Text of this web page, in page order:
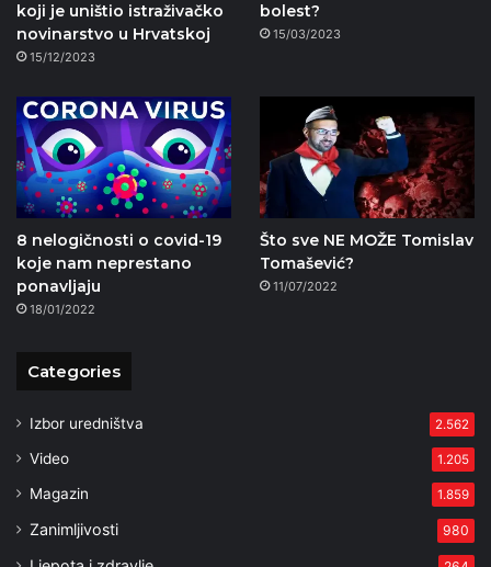
koji je uništio istraživačko
novinarstvo u Hrvatskoj
15/12/2023
bolest?
15/03/2023
8 nelogičnosti o covid-19
koje nam neprestano
ponavljaju
18/01/2022
Što sve NE MOŽE Tomislav
Tomašević?
11/07/2022
Categories
Izbor uredništva 2.562
Video 1.205
Magazin 1.859
Zanimljivosti 980